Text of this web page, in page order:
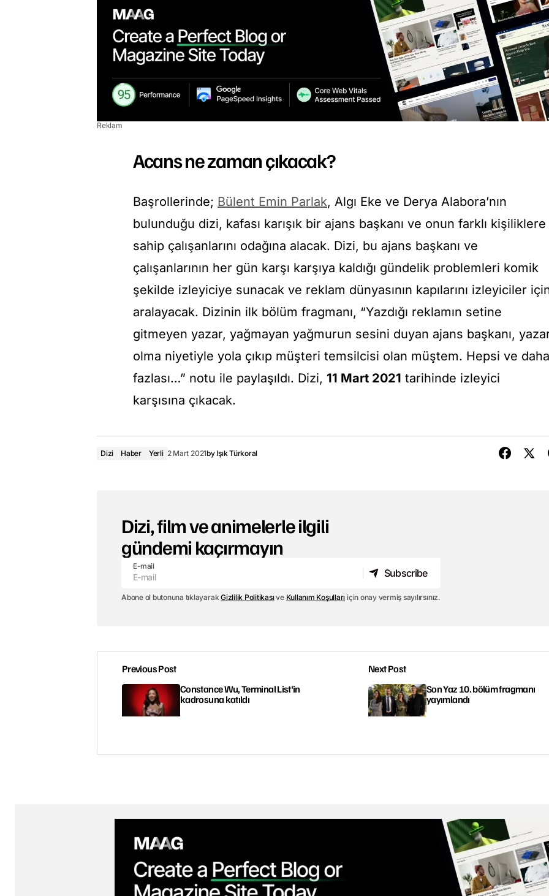
Reklam
Acans ne zaman çıkacak?
Başrollerinde; Bülent Emin Parlak, Algı Eke ve Derya Alabora’nın
bulunduğu dizi, kafası karışık bir ajans başkanı ve onun farklı kişiliklere
sahip çalışanlarını odağına alacak. Dizi, bu ajans başkanı ve
çalışanlarının her gün karşı karşıya kaldığı gündelik problemleri komik
şekilde izleyiciye sunacak ve reklam dünyasının kapılarını izleyiciler
aralayacak. Dizinin ilk bölüm fragmanı, “Yazdığı reklamın setine
gitmeyen yazar, yağmayan yağmurun sesini duyan ajans başkanı,
olma niyetiyle yola çıkıp müşteri temsilcisi olan müştem. Hepsi ve daha
fazlası…” notu ile paylaşıldı. Dizi, 11 Mart 2021 tarihinde izleyici
karşısına çıkacak.
Dizi Haber Yerli 2 Mart 2021by Işık Türkoral
Dizi, film ve animelerle ilgili
gündemi kaçırmayın
E-mail
Subscribe
Abone ol butonuna tıklayarakGizlilik Politikasıve Kullanım Koşulları için onay vermiş sayılırsınız.
Previous Post
Constance Wu, Terminal List'in
kadrosuna katıldı
Next Post
Son Yaz 10. bölüm fragmanı
yayımlandı